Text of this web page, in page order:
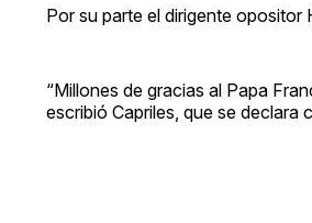
Por su parte el dirigente opositor
“Millones de gracias al Papa
escribió Capriles, que se